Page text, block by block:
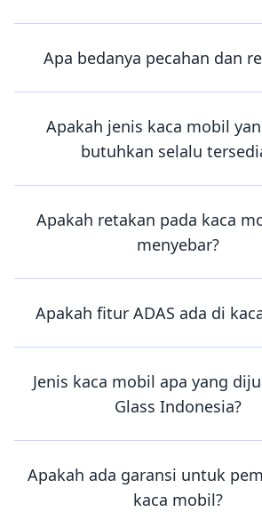
Apa bedanya pecahan dan
Apakah jenis kaca mobil
butuhkan selalu
Apakah retakan pada kaca
menyebar?
Apakah fitur ADAS ada di
Jenis kaca mobil apa yang
Glass Indonesia?
Apakah ada garansi untuk
kaca mobil?